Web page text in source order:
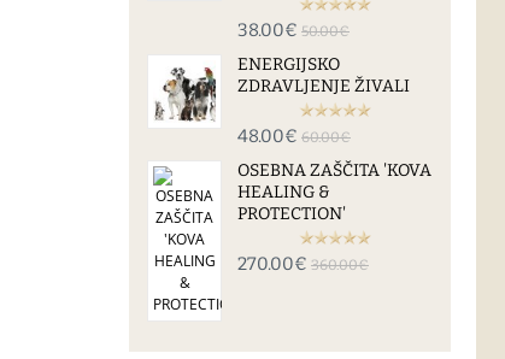
38.00€ 50.00€
ENERGIJSKO
ZDRAVLJENJE ŽIVALI
48.00€ 60.00€
OSEBNA ZAŠČITA 'KOVA
HEALING &
PROTECTION'
270.00€ 360.00€